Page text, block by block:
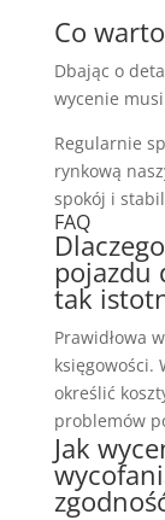
Co
Dbając o
wycenie
Regularnie
rynkową
spokój i
FAQ
pojazdu
tak
Prawidłowa
księgowości.
określić
problemów
Jak